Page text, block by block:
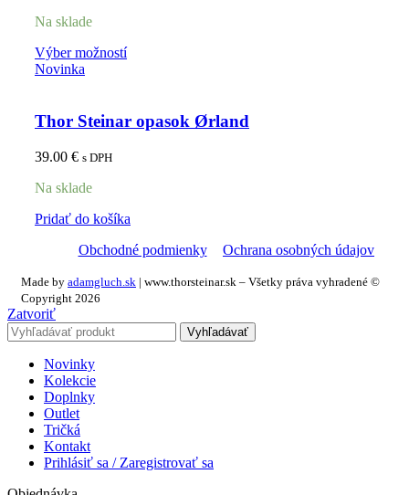
Na sklade
Výber možností
Novinka
Thor Steinar opasok Ørland
39.00 € s DPH
Na sklade
Pridať do košíka
Obchodné podmienky
Ochrana osobných údajov
Made by adamgluch.sk | www.thorsteinar.sk – Všetky práva vyhradené ©
Copyright 2026
Zatvoriť
Vyhľadávať
Novinky
Kolekcie
Doplnky
Outlet
Tričká
Kontakt
Prihlásiť sa / Zaregistrovať sa